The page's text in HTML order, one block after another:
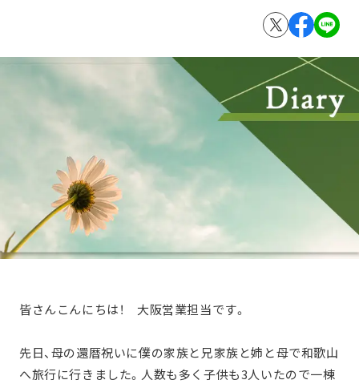
皆さんこんにちは！ 大阪営業担当です。
先日、母の還暦祝いに僕の家族と兄家族と姉と母で和歌山
へ旅行に行きました。人数も多く子供も3人いたので一棟